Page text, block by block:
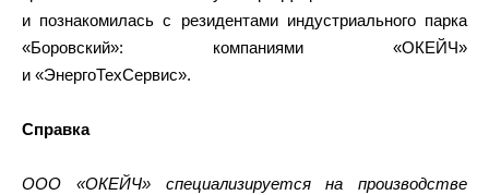
и познакомилась с резидентами индустриального парка
«Боровский»: компаниями «ОКЕЙЧ»
и «ЭнергоТехСервис».
Справка
ООО «ОКЕЙЧ» специализируется на производстве